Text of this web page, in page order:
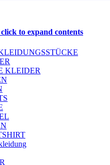
click to expand contents
KLEIDER